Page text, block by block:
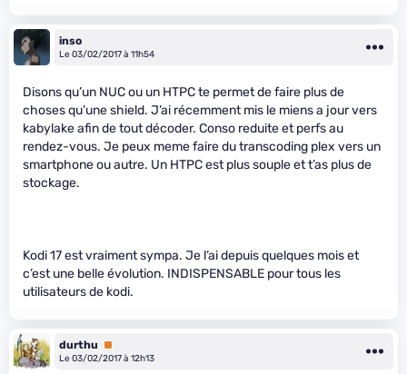
inso
Le 03/02/2017 à 11h54
Disons qu’un NUC ou un HTPC te permet de faire plus de
choses qu’une shield. J’ai récemment mis le miens a jour vers
kabylake afin de tout décoder. Conso reduite et perfs au
rendez-vous. Je peux meme faire du transcoding plex vers un
smartphone ou autre. Un HTPC est plus souple et t’as plus de
stockage.
Kodi 17 est vraiment sympa. Je l’ai depuis quelques mois et
c’est une belle évolution. INDISPENSABLE pour tous les
utilisateurs de kodi.
durthu
Premium
Le 03/02/2017 à 12h13